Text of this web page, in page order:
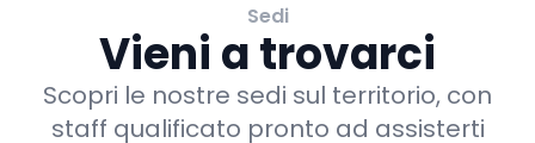
Sedi
Vieni a trovarci
Scopri le nostre sedi sul territorio, con
staff qualificato pronto ad assisterti